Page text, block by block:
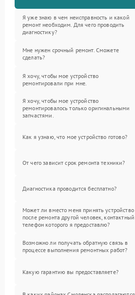
Я уже знаю в чем неисправность и какой
ремонт необходим. Для чего проводить
диагностику?
Мне нужен срочный ремонт. Сможете
сделать?
Я хочу, чтобы мое устройство
ремонтировали при мне.
Я хочу, чтобы мое устройство
ремонтировалось только оригинальными
запчастями.
Как я узнаю, что мое устройство готово?
От чего зависит срок ремонта техники?
Диагностика проводится бесплатно?
Может ли вместо меня принять устройство
после ремонта другой человек, контактный
телефон которого я предоставлю?
Возможно ли получать обратную связь в
процессе выполнения ремонтных работ?
Какую гарантию вы предоставляете?